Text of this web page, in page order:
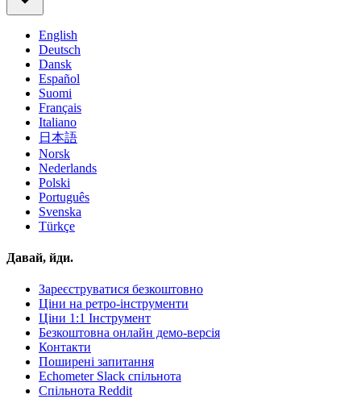
English
Deutsch
Dansk
Español
Suomi
Français
Italiano
日本語
Norsk
Nederlands
Polski
Português
Svenska
Türkçe
Давай, йди.
Зареєструватися безкоштовно
Ціни на ретро-інструменти
Ціни 1:1 Інструмент
Безкоштовна онлайн демо-версія
Контакти
Поширені запитання
Echometer Slack спільнота
Спільнота Reddit